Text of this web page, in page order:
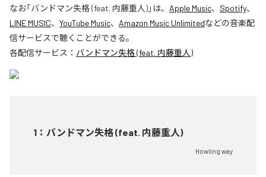
なお「バンドマン失格 (feat. 内藤重人)」は、 Apple Music、 Spotify、
LINE MUSIC、 YouTube Music、 Amazon Music Unlimitedなどの音楽配
信サービスで聴くことができる。
各配信サービス： バンドマン失格 (feat. 内藤重人)
1 ： バンドマン失格 (feat. 内藤重人)
Howling way